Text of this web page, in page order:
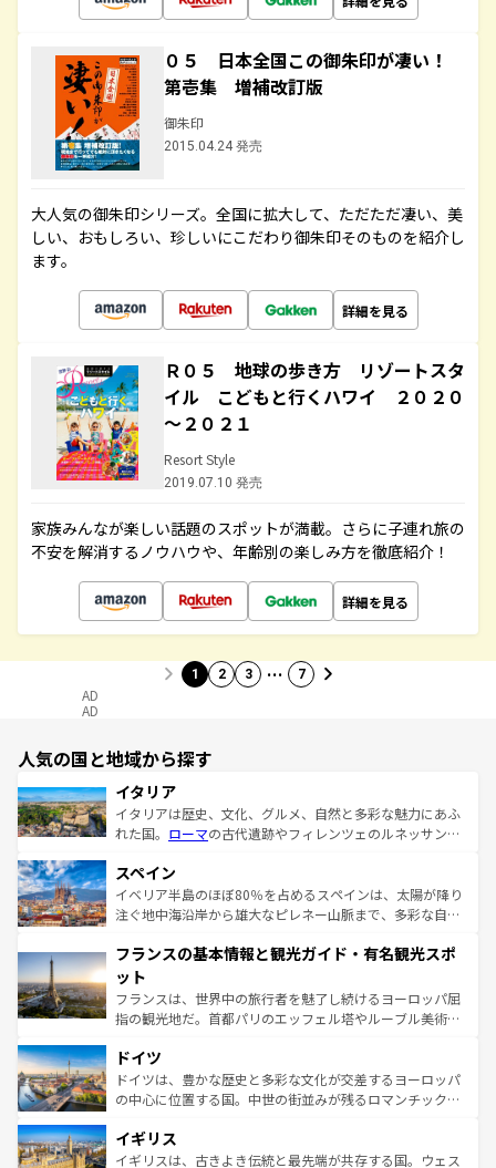
０５ 日本全国この御朱印が凄い！
第壱集 増補改訂版
御朱印
2015.04.24 発売
大人気の御朱印シリーズ。全国に拡大して、ただただ凄い、美
しい、おもしろい、珍しいにこだわり御朱印そのものを紹介し
ます。
詳細を見る
Ｒ０５ 地球の歩き方 リゾートスタ
イル こどもと行くハワイ ２０２０
～２０２１
Resort Style
2019.07.10 発売
家族みんなが楽しい話題のスポットが満載。さらに子連れ旅の
不安を解消するノウハウや、年齢別の楽しみ方を徹底紹介！
詳細を見る
1 2 3 … 7
AD
AD
人気の国と地域から探す
イタリア
イタリアは歴史、文化、グルメ、自然と多彩な魅力にあふ
れた国。 ローマの古代遺跡やフィレンツェのルネッサンス
ろん、トスカーナの美しい田園風景やアマルフィ海岸の絶
景など、自然景観も見逃せない。観光の合間には、本場の
ピザやパスタなど、絶品のイタリア料理を堪能することも
ませてくれるイタリアで、忘れられない旅をしてみよう！
なお、新着のイタリア情報は
しい。
スペイン
イベリア半島のほぼ80％を占めるスペインは、太陽が降り
注ぐ地中海沿岸から雄大なピレネー山脈まで、多彩な自然
文化が根付くこの国では、情熱的なフラメンコ、熱気あふ
れる闘牛、そして美味しいタパスが生活の一部となってい
る。首都マドリードの洗練された雰囲気や、バルセロナの
アートに溢れた街角から、地方では古代ローマ遺跡や中世
せる。地方によって風土や気候が異なるスペインはその個
性で訪れる人を魅了する。 なお、新着のスペイン情報は コ
ンテンツ一覧を参照してほしい。
フランスの基本情報と観光ガイド・有名観光スポ
ット
フランスは、世界中の旅行者を魅了し続けるヨーロッパ屈
指の観光地だ。首都パリのエッフェル塔やルーブル美術館
で、幅広い魅力が詰まっている。華麗な宮殿、歴史的な大
聖堂、美しいビーチ、そして豊かな自然が、訪れる者を心
から魅了する。また、フランスは美食の国としても知ら
いる。シャンパンの発祥地であるランス、プロヴァンスの
香り高いラベンダー畑など、多彩な楽しみ方が可能だ。さ
ドイツ
ドイツは、豊かな歴史と多彩な文化が交差するヨーロッパ
の中心に位置する国。中世の街並みが残るロマンチック街
顔を持つこの国は、どこを歩いても飽きることがない。ベ
ルリンの文化的活気、バイエルン州のアルプスの絶景、そ
イギリス
イギリスは、古きよき伝統と最先端が共存する国。ウェス